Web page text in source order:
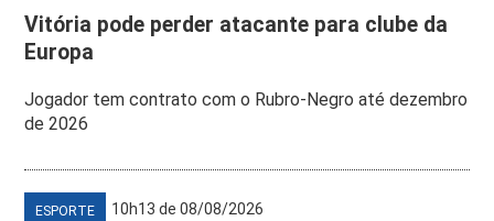
Vitória pode perder atacante para clube da
Europa
Jogador tem contrato com o Rubro-Negro até dezembro
de 2026
ESPORTE 10h13 de 08/08/2026